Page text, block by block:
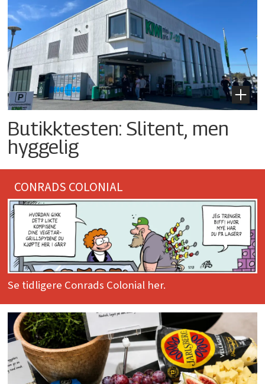
Butikktesten: Slitent, men
hyggelig
CONRADS COLONIAL
Se tidligere Conrads Colonial her.